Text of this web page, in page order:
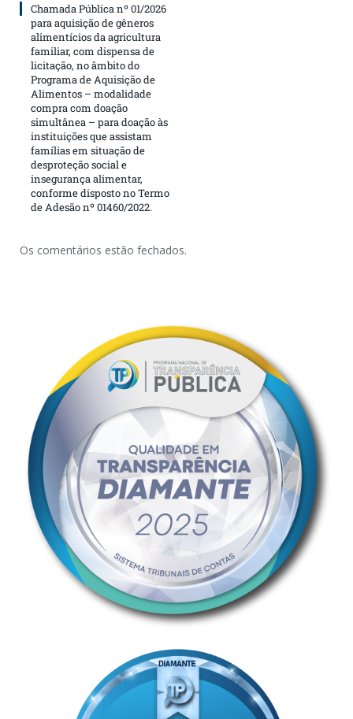
Chamada Pública nº 01/2026
para aquisição de gêneros
alimentícios da agricultura
familiar, com dispensa de
licitação, no âmbito do
Programa de Aquisição de
Alimentos – modalidade
compra com doação
simultânea – para doação às
instituições que assistam
famílias em situação de
desproteção social e
insegurança alimentar,
conforme disposto no Termo
de Adesão nº 01460/2022.
Os comentários estão fechados.